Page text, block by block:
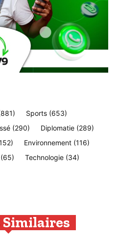
Sports (653)
(290) Diplomatie (289)
Environnement (116)
(65) Technologie (34)